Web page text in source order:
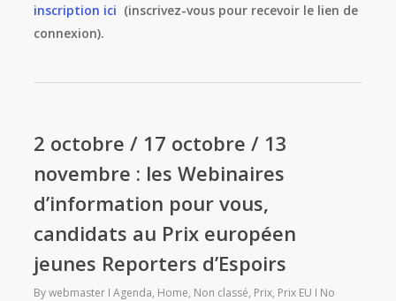
inscription ici (inscrivez-vous pour recevoir le lien de
connexion).
2 octobre / 17 octobre / 13
novembre : les Webinaires
d’information pour vous,
candidats au Prix européen
jeunes Reporters d’Espoirs
By webmaster Agenda, Home, Non classé, Prix, Prix EU
No